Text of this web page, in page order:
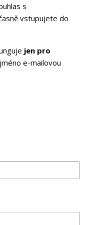
s
vstupujete do
jen pro
e-mailovou